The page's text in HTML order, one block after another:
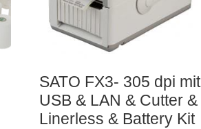
SATO FX3- 305 dpi mit
USB & LAN & Cutter &
Linerless & Battery Kit